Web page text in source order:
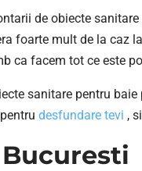
de obiecte
foarte mult de la caz
ca facem tot ce este
sanitare pentru
desfundare tevi ,